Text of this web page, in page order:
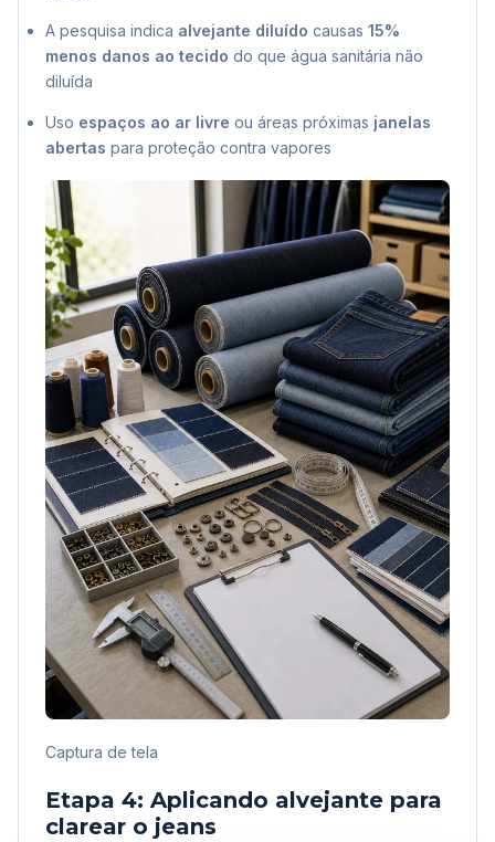
A pesquisa indica alvejante diluído causas 15%
menos danos ao tecido do que água sanitária não
diluída
Uso espaços ao ar livre ou áreas próximas janelas
abertas para proteção contra vapores
Captura de tela
Etapa 4: Aplicando alvejante para
clarear o jeans